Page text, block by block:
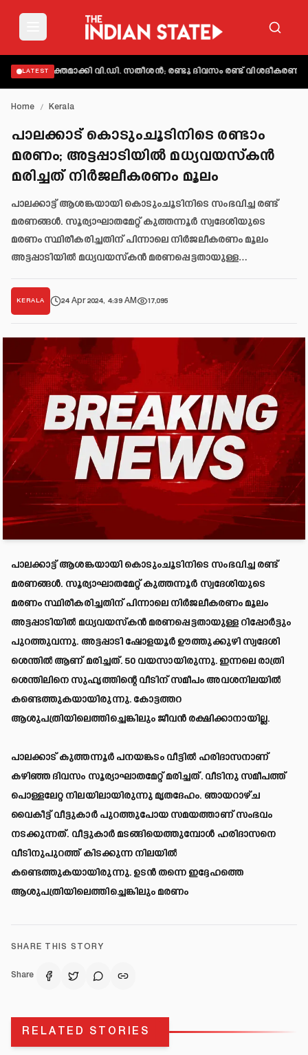
LATEST
വ്യക്തമാക്കി വി.ഡി. സതീശൻ; രണ്ടു ദിവസം രണ്ട്
Home / Kerala
പാലക്കാട് കൊടുംചൂടിനിടെ രണ്ടാം
മരണം; അട്ടപ്പാടിയില്‍ മധ്യവയസ്‌കന്‍
മരിച്ചത് നിര്‍ജലീകരണം മൂലം
പാലക്കാട്ട് ആശങ്കയായി കൊടുംചൂടിനിടെ സംഭവിച്ച രണ്ട്
മരണങ്ങള്‍. സൂര്യാഘാതമേറ്റ് കുത്തന്നൂര്‍ സ്വദേശിയുടെ
മരണം സ്ഥിരീകരിച്ചതിന് പിന്നാലെ നിര്‍ജലീകരണം മൂലം
അട്ടപ്പാടിയില്‍ മധ്യവയസ്‌കന്‍ മരണപ്പെട്ടതായുള്ള…
KERALA 24 Apr 2024, 4:39 AM 17,095
പാലക്കാട്ട് ആശങ്കയായി കൊടുംചൂടിനിടെ സംഭവിച്ച രണ്ട്
മരണങ്ങള്‍. സൂര്യാഘാതമേറ്റ് കുത്തന്നൂര്‍ സ്വദേശിയുടെ
മരണം സ്ഥിരീകരിച്ചതിന് പിന്നാലെ നിര്‍ജലീകരണം മൂലം
അട്ടപ്പാടിയില്‍ മധ്യവയസ്‌കന്‍ മരണപ്പെട്ടതായുള്ള റിപ്പോര്‍ട്ടും
പുറത്തുവന്നു. അട്ടപ്പാടി ഷോളയൂര്‍ ഊത്തുക്കുഴി സ്വദേശി
ശെന്തില്‍ ആണ് മരിച്ചത്. 50 വയസായിരുന്നു. ഇന്നലെ രാത്രി
ശെന്തിലിനെ സുഹൃത്തിന്റെ വീടിന് സമീപം അവശനിലയില്‍
കണ്ടെത്തുകയായിരുന്നു. കോട്ടത്തറ
ആശുപത്രിയിലെത്തിച്ചെങ്കിലും ജീവന്‍ രക്ഷിക്കാനായില്ല.
പാലക്കാട് കുത്തന്നൂര്‍ പനയങ്കടം വീട്ടില്‍ ഹരിദാസനാണ്
കഴിഞ്ഞ ദിവസം സൂര്യാഘാതമേറ്റ് മരിച്ചത്. വീടിനു സമീപത്ത്
പൊള്ളലേറ്റ നിലയിലായിരുന്നു മൃതദേഹം. ഞായറാഴ്ച
വൈകീട്ട് വീട്ടുകാര്‍ പുറത്തുപോയ സമയത്താണ് സംഭവം
നടക്കുന്നത്. വീട്ടുകാര്‍ മടങ്ങിയെത്തുമ്പോള്‍ ഹരിദാസനെ
വീടിനുപുറത്ത് കിടക്കുന്ന നിലയില്‍
കണ്ടെത്തുകയായിരുന്നു. ഉടന്‍ തന്നെ ഇദ്ദേഹത്തെ
ആശുപത്രിയിലെത്തിച്ചെങ്കിലും മരണം
SHARE THIS STORY
Share
RELATED STORIES